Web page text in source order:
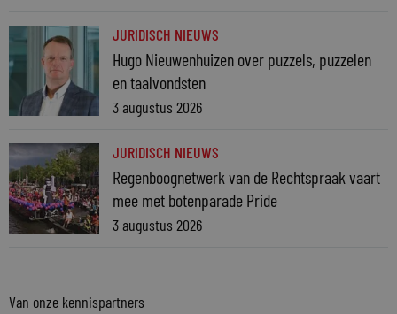
JURIDISCH NIEUWS
Hugo Nieuwenhuizen over puzzels, puzzelen
en taalvondsten
3 augustus 2026
JURIDISCH NIEUWS
Regenboognetwerk van de Rechtspraak vaart
mee met botenparade Pride
3 augustus 2026
Van onze kennispartners